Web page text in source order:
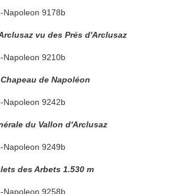
vu des Prés d'Arclusaz
de Napoléon
du Vallon d'Arclusaz
des Arbets 1.530 m